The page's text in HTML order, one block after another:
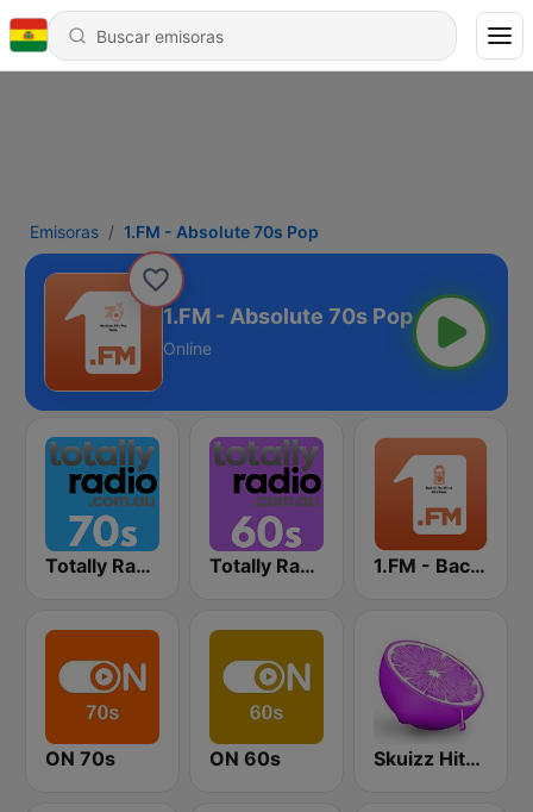
Emisoras 1.FM - Absolute 70s Pop
1.FM - Absolute 70s Pop
Online
Totally Radio 70s Totally Radio 60s 1.FM - Back to the 50s and 60s
ON 70s ON 60s Skuizz Hits 50s- 70s